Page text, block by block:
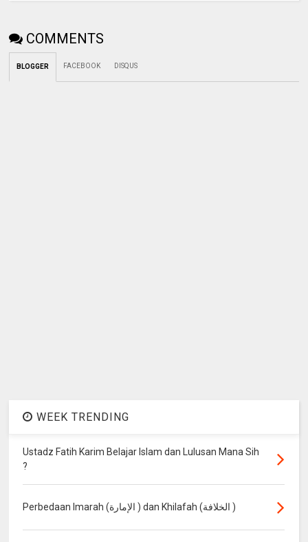
COMMENTS
BLOGGER FACEBOOK DISQUS
WEEK TRENDING
Ustadz Fatih Karim Belajar Islam dan Lulusan Mana Sih
?
Perbedaan Imarah (الإمارة ) dan Khilafah (الخلافة )